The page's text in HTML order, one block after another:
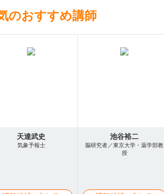
のおすすめ講師
天達武史
気象予報士
池谷裕二
脳研究者／東京大学・薬学部教
授